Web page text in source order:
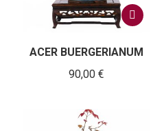
ACER BUERGERIANUM
90,00 €